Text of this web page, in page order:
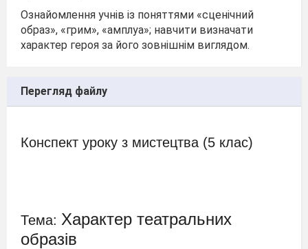
Ознайомлення учнів із поняттями «сценічний
образ», «грим», «амплуа»; навчити визначати
характер героя за його зовнішнім виглядом.
Перегляд файлу
Конспект уроку з мистецтва (5 клас)
Тема: Характер театральних
образів